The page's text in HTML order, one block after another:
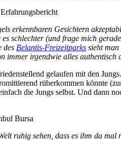
erkennbaren Gesichtern
schlechter (und frage mich
des Belantis-Freizeitparks sieht
immer irgendwie alles authentisch
gelaufen mit den
rüberkommen könnte
die Jungs selbst. Und dann
ruhig sehen, dass es ihm da mal